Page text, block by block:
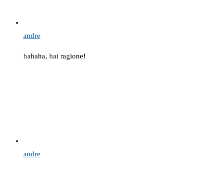
andre
hahaha, hai ragione!
andre